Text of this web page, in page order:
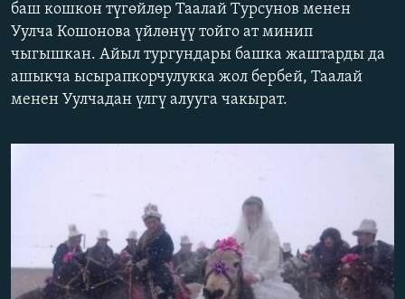
БИЗ ЖАНА ДҮЙНӨ
ДАНИСТЕ
ЭЖЕ-СИҢДИЛЕР
ЫҢГАЙСЫЗ СУРООЛОР
Русский
ОНЛАЙН ШЕРИНЕ
ЭЕ/АРнун бардык сайттары
баш кошкон түгөйлөр Таалай Турсунов менен
Уулча Кошонова үйлөнүү тойго ат минип
чыгышкан. Айыл тургундары башка жаштарды да
ашыкча ысырапкорчулукка жол бербей, Таалай
менен Уулчадан үлгү алууга чакырат.